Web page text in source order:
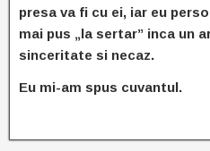
presa va fi cu ei, iar eu
mai pus „la sertar” inca un
sinceritate si necaz.
Eu mi-am spus cuvantul.